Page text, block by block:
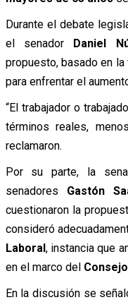
Durante el debate
el senador Daniel
propuesto, basado en la
para enfrentar el
“El trabajador o
términos reales,
reclamaron.
Por su parte, la
senadores Gastón
cuestionaron la
consideró
Laboral, instancia que
en el marco del
En la discusión se